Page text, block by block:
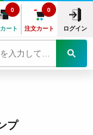
ート
0
注文カート
0
ログイン
プ